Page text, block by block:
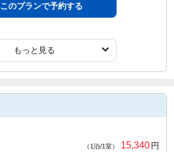
このプランで予約する
もっと見る
（1泊/1室） 15,340円